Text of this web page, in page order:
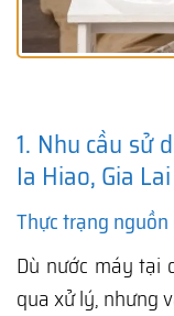
1. Nhu cầu sử
Ia Hiao, Gia Lai
Thực trạng
Dù nước máy tại
qua xử lý, nhưng